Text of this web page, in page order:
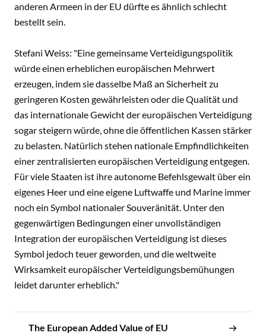
anderen Armeen in der EU dürfte es ähnlich schlecht
bestellt sein.
Stefani Weiss: "Eine gemeinsame Verteidigungspolitik
würde einen erheblichen europäischen Mehrwert
erzeugen, indem sie dasselbe Maß an Sicherheit zu
geringeren Kosten gewährleisten oder die Qualität und
das internationale Gewicht der europäischen Verteidigung
sogar steigern würde, ohne die öffentlichen Kassen stärker
zu belasten. Natürlich stehen nationale Empfindlichkeiten
einer zentralisierten europäischen Verteidigung entgegen.
Für viele Staaten ist ihre autonome Befehlsgewalt über ein
eigenes Heer und eine eigene Luftwaffe und Marine immer
noch ein Symbol nationaler Souveränität. Unter den
gegenwärtigen Bedingungen einer unvollständigen
Integration der europäischen Verteidigung ist dieses
Symbol jedoch teuer geworden, und die weltweite
Wirksamkeit europäischer Verteidigungsbemühungen
leidet darunter erheblich."
The European Added Value of EU